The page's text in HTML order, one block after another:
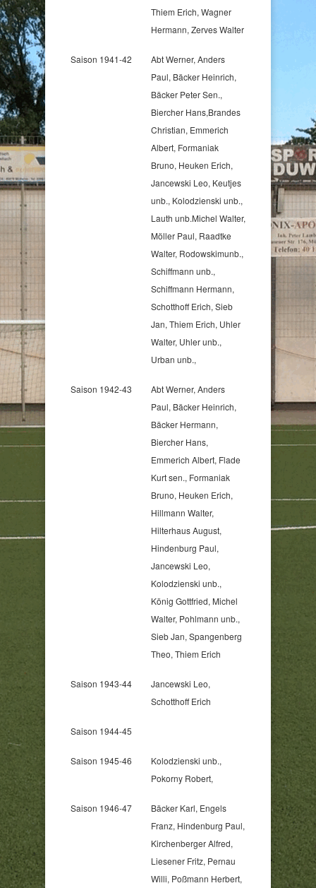
Thiem Erich, Wagner
Hermann, Zerves Walter
Saison 1941-42
Abt Werner, Anders
Paul, Bäcker Heinrich,
Bäcker Peter Sen.,
Biercher Hans,Brandes
Christian, Emmerich
Albert, Formaniak
Bruno, Heuken Erich,
Jancewski Leo, Keutjes
unb., Kolodzienski unb.,
Lauth unb.Michel Walter,
Möller Paul, Raadtke
Walter, Rodowskimunb.,
Schiffmann unb.,
Schiffmann Hermann,
Schotthoff Erich, Sieb
Jan, Thiem Erich, Uhler
Walter, Uhler unb.,
Urban unb.,
Saison 1942-43
Abt Werner, Anders
Paul, Bäcker Heinrich,
Bäcker Hermann,
Biercher Hans,
Emmerich Albert, Flade
Kurt sen., Formaniak
Bruno, Heuken Erich,
Hillmann Walter,
Hilterhaus August,
Hindenburg Paul,
Jancewski Leo,
Kolodzienski unb.,
König Gottfried, Michel
Walter, Pohlmann unb.,
Sieb Jan, Spangenberg
Theo, Thiem Erich
Saison 1943-44
Jancewski Leo,
Schotthoff Erich
Saison 1944-45
Saison 1945-46
Kolodzienski unb.,
Pokorny Robert,
Saison 1946-47
Bäcker Karl, Engels
Franz, Hindenburg Paul,
Kirchenberger Alfred,
Liesener Fritz, Pernau
Willi, Poßmann Herbert,